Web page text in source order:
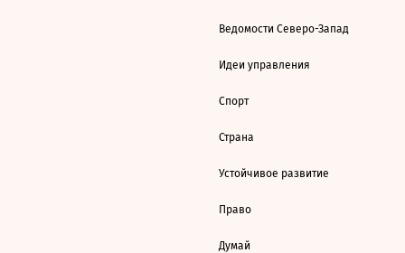
Ведомости Северо-Запад
Идеи управления
Спорт
Страна
Устойчивое развитие
Право
Думай